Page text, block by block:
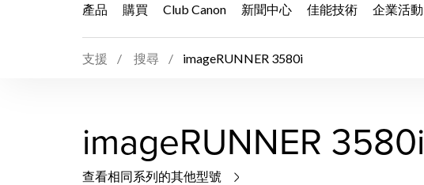
產品 購買 Club Canon 新聞中心 佳能技術 企業活動
支援 搜尋 imageRUNNER 3580i
imageRUNNER 3580i
查看相同系列的其他型號